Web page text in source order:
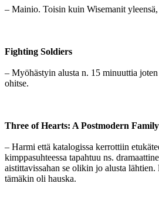
– Mainio. Toisin kuin Wisemanit
Fighting Soldiers
– Myöhästyin alusta n. 15 minuuttia
ohitse.
Three of Hearts: A Postmodern Family
– Harmi että katalogissa kerrottiin
kimppasuhteessa tapahtuu ns.
aistittavissahan se olikin jo alusta
tämäkin oli hauska.